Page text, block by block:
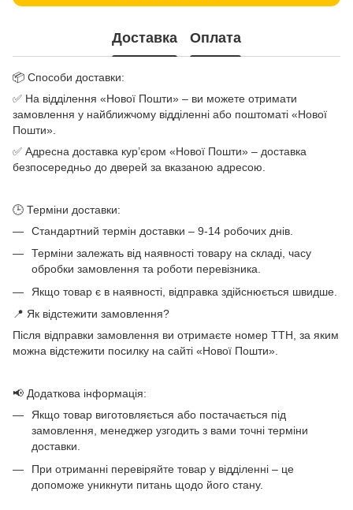
Доставка Оплата
📦 Способи доставки:
✅ На відділення «Нової Пошти» – ви можете отримати
замовлення у найближчому відділенні або поштоматі «Нової
Пошти».
✅ Адресна доставка кур’єром «Нової Пошти» – доставка
безпосередньо до дверей за вказаною адресою.
🕒 Терміни доставки:
Стандартний термін доставки – 9-14 робочих днів.
Терміни залежать від наявності товару на складі, часу
обробки замовлення та роботи перевізника.
Якщо товар є в наявності, відправка здійснюється швидше.
📍 Як відстежити замовлення?
Після відправки замовлення ви отримаєте номер ТТН, за яким
можна відстежити посилку на сайті «Нової Пошти».
📢 Додаткова інформація:
Якщо товар виготовляється або постачається під
замовлення, менеджер узгодить з вами точні терміни
доставки.
При отриманні перевіряйте товар у відділенні – це
допоможе уникнути питань щодо його стану.